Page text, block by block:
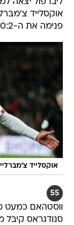
אוקסלייד
פנימה את ה-0:2
אוקסלייד
55
ווסטהאם
סנודגראס קיבל